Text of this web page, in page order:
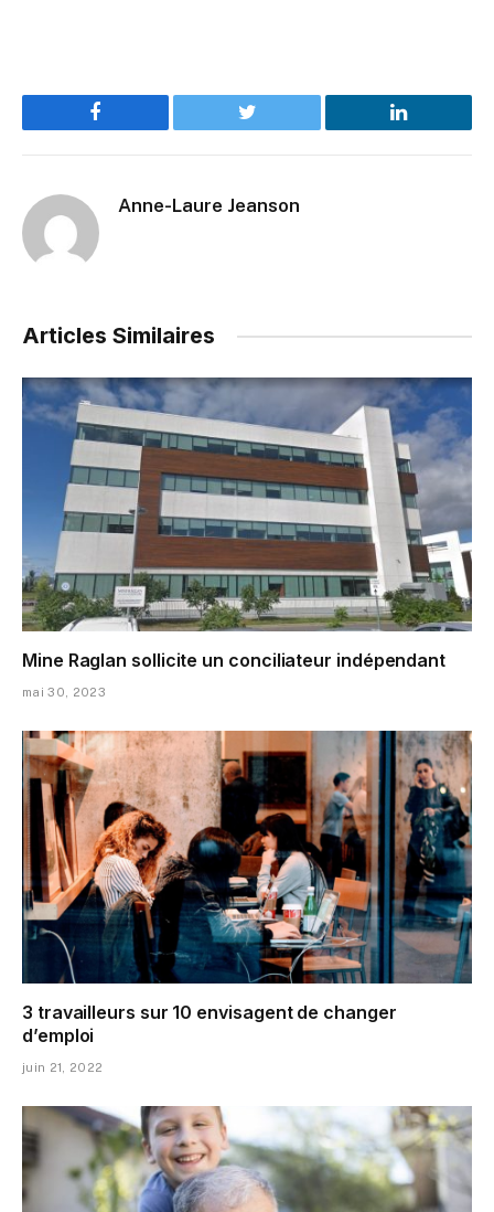
Facebook Twitter LinkedIn
Anne-Laure Jeanson
Articles Similaires
Mine Raglan sollicite un conciliateur indépendant
mai 30, 2023
3 travailleurs sur 10 envisagent de changer
d’emploi
juin 21, 2022